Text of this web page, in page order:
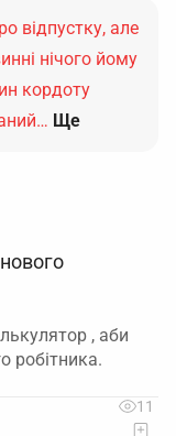
відпустку, але
нічого йому
кордоту
Ще
, аби
робітника.
11